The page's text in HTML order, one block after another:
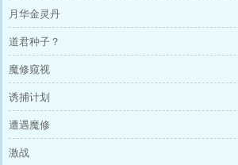
月华金灵丹
道君种子？
魔修窥视
诱捕计划
遭遇魔修
激战